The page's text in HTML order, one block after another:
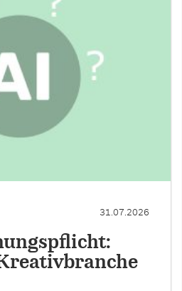
31.07.2026